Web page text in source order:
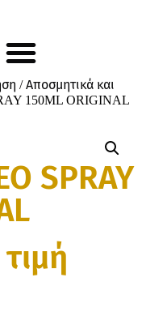
/Αποσμητικά και
150ML ORIGINAL
SPRAY